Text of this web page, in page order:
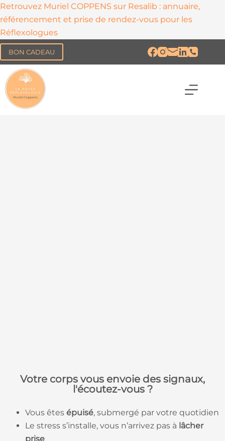
Retrouvez Muriel COPPENS sur Resalib : annuaire,
référencement et prise de rendez-vous pour les
Réflexologues
BON CADEAU
Votre corps vous envoie des signaux,
l'écoutez-vous ?
Vous êtes épuisé, submergé par votre quotidien
Le stress s’installe, vous n’arrivez pas à lâcher
prise